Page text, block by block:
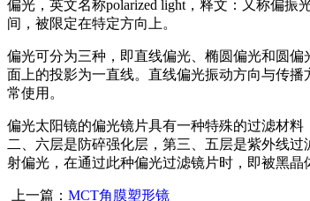
偏光，英文名称polarized light，释文：又称偏
间，被限定在特定方向上。
偏光可分为三种，即直线偏光、椭圆偏光和圆
面上的投影为一直线。直线偏光振动方向与传
常使用。
偏光太阳镜的偏光镜片具有一种特殊的过滤材
二、六层是防碎强化层，第三、五层是紫外线
射偏光，在通过此种偏光过滤镜片时，即被黑
上一篇： MCT角膜塑形镜